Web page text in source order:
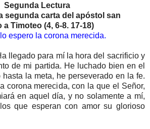
Segunda Lectura
segunda carta del apóstol san
a Timoteo (4, 6-8. 17-18)
espero la corona merecida.
llegado para mí la hora del sacrificio y
de mi partida. He luchado bien en el
hasta la meta, he perseverado en la fe.
corona merecida, con la que el Señor,
en aquel día, y no solamente a mí,
que esperan con amor su glorioso